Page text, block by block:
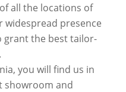
all the locations of
presence
grant the best tailor-
you will find us in
showroom and